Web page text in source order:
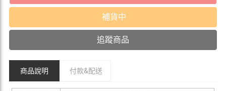
補貨中
追蹤商品
商品說明 付款&配送